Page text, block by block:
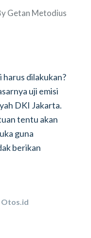
Getan Metodius
harus dilakukan?
uji emisi
DKI Jakarta.
tentu akan
guna
berikan
Otos.id